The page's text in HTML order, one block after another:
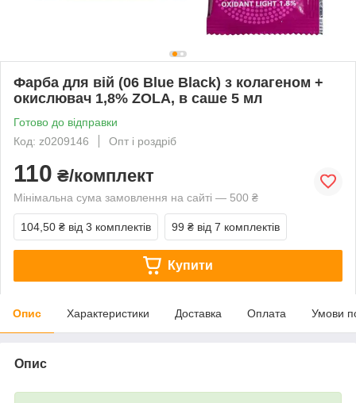
Фарба для вій (06 Blue Black) з колагеном +
окислювач 1,8% ZOLA, в саше 5 мл
Готово до відправки
Код: z0209146
Опт і роздріб
110 ₴/комплект
Мінімальна сума замовлення на сайті — 500 ₴
104,50 ₴ від 3 комплектів 99 ₴ від 7 комплектів
Купити
Опис Характеристики Доставка Оплата Умови
Опис